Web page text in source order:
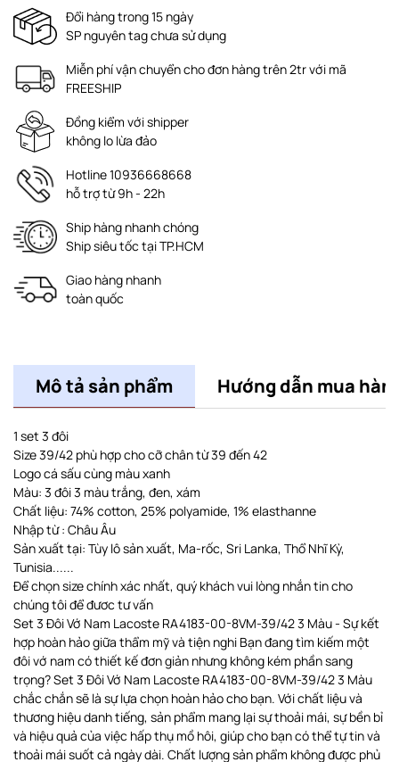
Đổi hàng trong 15 ngày
SP nguyên tag chưa sử dụng
Miễn phí vận chuyển cho đơn hàng trên 2tr với mã
FREESHIP
Đồng kiểm với shipper
không lo lừa đảo
Hotline 10936668668
hỗ trợ từ 9h - 22h
Ship hàng nhanh chóng
Ship siêu tốc tại TP.HCM
Giao hàng nhanh
toàn quốc
Mô tả sản phẩm Hướng dẫn mua
1 set 3 đôi
Size 39/42 phù hợp cho cỡ chân từ 39 đến 42
Logo cá sấu cùng màu xanh
Màu: 3 đôi 3 màu trắng, đen, xám
Chất liệu: 74% cotton, 25% polyamide, 1% elasthanne
Nhập từ : Châu Âu
Sản xuất tại: Tùy lô sản xuất, Ma-rốc, Sri Lanka, Thổ Nhĩ Kỳ,
Tunisia......
Để chọn size chính xác nhất, quý khách vui lòng nhắn tin cho
chúng tôi để đươc tư vấn
Set 3 Đôi Vớ Nam Lacoste RA4183-00-8VM-39/42 3 Màu - Sự kết
hợp hoàn hảo giữa thẩm mỹ và tiện nghi Bạn đang tìm kiếm một
đôi vớ nam có thiết kế đơn giản nhưng không kém phần sang
trọng? Set 3 Đôi Vớ Nam Lacoste RA4183-00-8VM-39/42 3 Màu
chắc chắn sẽ là sự lựa chọn hoàn hảo cho bạn. Với chất liệu và
thương hiệu danh tiếng, sản phẩm mang lại sự thoải mái, sự bền bỉ
và hiệu quả của việc hấp thụ mồ hôi, giúp cho bạn có thể tự tin và
thoải mái suốt cả ngày dài. Chất lượng sản phẩm không được phủ